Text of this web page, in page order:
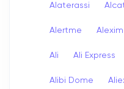
Alaterassi
Alertme Alexim
Ali Ali Express
Alibi Dome